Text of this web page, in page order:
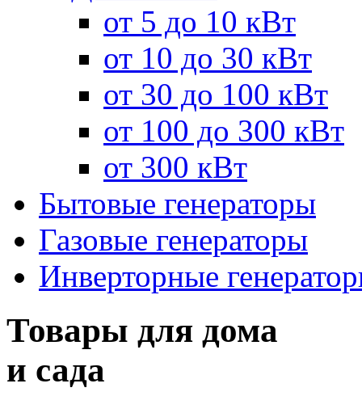
от 5 до 10 кВт
от 10 до 30 кВт
от 30 до 100 кВт
от 100 до 300 кВт
от 300 кВт
Бытовые генераторы
Газовые генераторы
Инверторные
Товары для дома
и сада